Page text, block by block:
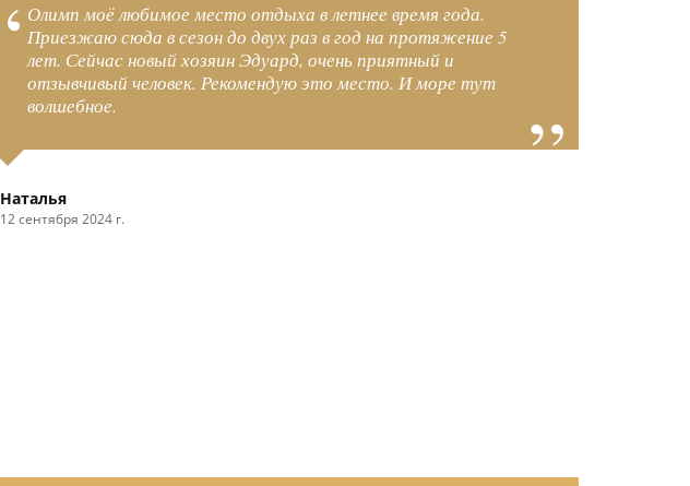
Олимп моё любимое место отдыха в летнее время года.
Приезжаю сюда в сезон до двух раз в год на протяжение 5
лет. Сейчас новый хозяин Эдуард, очень приятный и
отзывчивый человек. Рекомендую это место. И море тут
волшебное.
Наталья
12 сентября 2024 г.